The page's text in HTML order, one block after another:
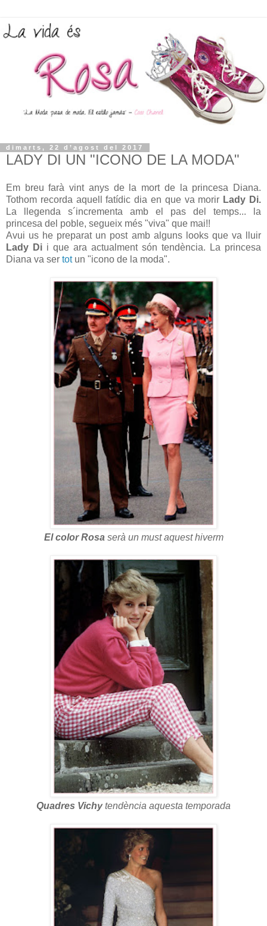
dimarts, 22 d’agost del 2017
LADY DI UN "ICONO DE LA MODA"
Em breu farà vint anys de la mort de la princesa Diana.
Tothom recorda aquell fatídic dia en que va morir Lady Di.
La llegenda s´incrementa amb el pas del temps... la
princesa del poble, segueix més "viva" que mai!!
Avui us he preparat un post amb alguns looks que va lluir
Lady Di i que ara actualment són tendència. La princesa
Diana va ser totun "icono de la moda".
El color Rosa serà un must aquest hiverm
Quadres Vichytendència aquesta temporada